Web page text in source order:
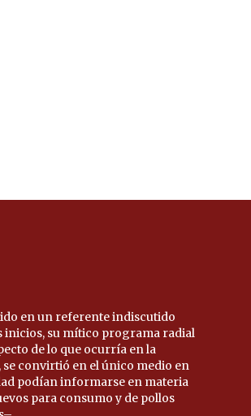
en un referente indiscutido
inicios, su mítico programa radial
de lo que ocurría en la
se convirtió en el único medio en
podían informarse en materia
para consumo y de pollos